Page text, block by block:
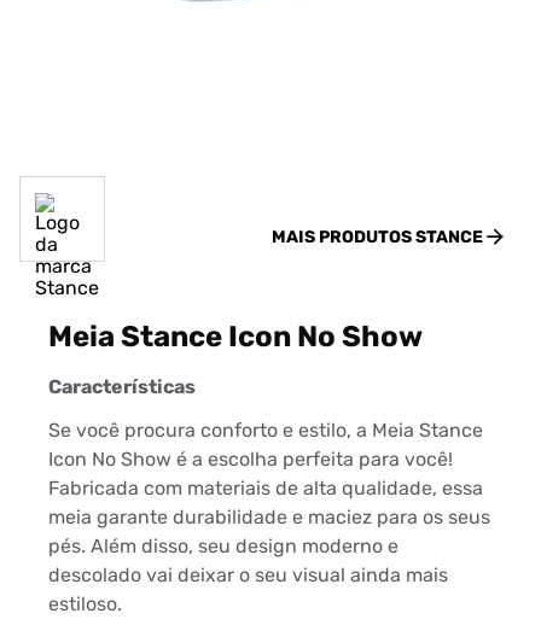
MAIS PRODUTOSSTANCE
Meia Stance Icon No Show
Características
Se você procura conforto e estilo, a Meia Stance
Icon No Show é a escolha perfeita para você!
Fabricada com materiais de alta qualidade, essa
meia garante durabilidade e maciez para os seus
pés. Além disso, seu design moderno e
descolado vai deixar o seu visual ainda mais
estiloso.